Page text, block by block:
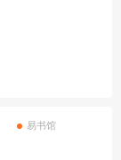
易书馆